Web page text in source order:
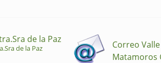
de la Paz
de la Paz
Correo
Matamoros